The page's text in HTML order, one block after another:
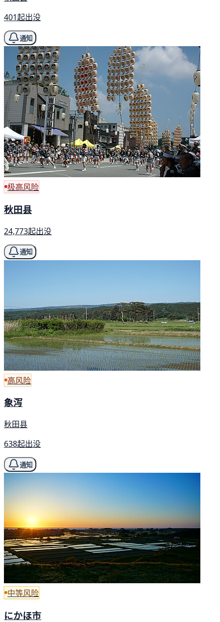
401起出没
通知
极高风险
秋田县
24,773起出没
通知
高风险
象泻
秋田县
638起出没
通知
中等风险
にかほ市